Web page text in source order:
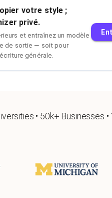
votre style ;
privé.
et entraînez un modèle
de sortie — soit pour
générale.
• 50k+ Businesses